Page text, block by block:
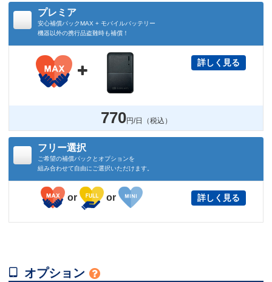
プレミア
安心補償パックMAX + モバイルバッテリー
機器以外の携行品盗難時も補償！

詳しく見る
770円/日（税込）
フリー選択
ご希望の補償パックとオプションを
組み合わせて自由にご選択いただけます。
or or 詳しく見る
 オプション 